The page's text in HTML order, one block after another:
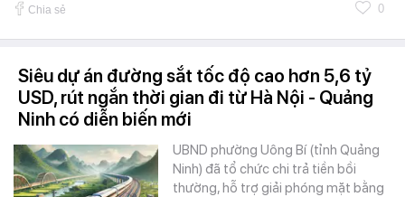
Chia sẻ 0
Siêu dự án đường sắt tốc độ cao hơn 5,6 tỷ
USD, rút ngắn thời gian đi từ Hà Nội - Quảng
Ninh có diễn biến mới
UBND phường Uông Bí (tỉnh Quảng
Ninh) đã tổ chức chi trả tiền bồi
thường, hỗ trợ giải phóng mặt bằng